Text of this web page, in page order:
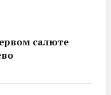
салюте